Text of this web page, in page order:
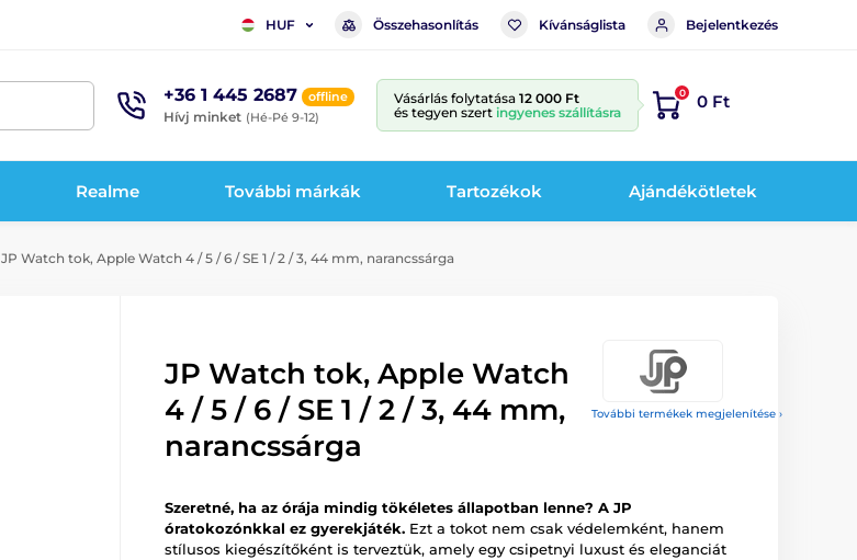
HUF Összehasonlítás Kívánságlista Bejelentkezés
+36 1 445 2687 offline
Hívj minket (Hé-Pé 9-12)
Vásárlás folytatása 12 000 Ft
és tegyen szert ingyenes szállításra
0 0 Ft
Realme További márkák Tartozékok Ajándékötletek
JP Watch tok, Apple Watch 4 / 5 / 6 / SE 1 / 2 / 3, 44 mm, narancssárga
További termékek megjelenítése ›
JP Watch tok, Apple Watch
4 / 5 / 6 / SE 1 / 2 / 3, 44 mm,
narancssárga
Szeretné, ha az órája mindig tökéletes állapotban lenne? A JP
óratokozónkkal ez gyerekjáték. Ezt a tokot nem csak védelemként, hanem
stílusos kiegészítőként is terveztük, amely egy csipetnyi luxust és eleganciát